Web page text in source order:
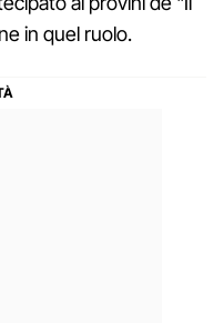
in quel ruolo.